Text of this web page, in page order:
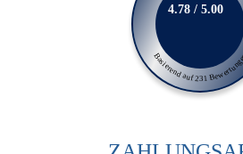
Basierend auf 231
4.78 / 5.00